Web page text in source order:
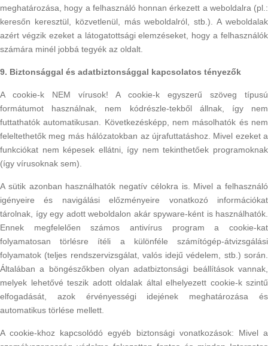
meghatározása, hogy a felhasználó honnan érkezett a weboldalra (pl.:
keresőn keresztül, közvetlenül, más weboldalról, stb.). A weboldalak
azért végzik ezeket a látogatottsági elemzéseket, hogy a felhasználók
számára minél jobbá tegyék az oldalt.
9. Biztonsággal és adatbiztonsággal kapcsolatos tényezők
A cookie-k NEM vírusok! A cookie-k egyszerű szöveg típusú
formátumot használnak, nem kódrészle-tekből állnak, így nem
futtathatók automatikusan. Következésképp, nem másolhatók és nem
feleltethetők meg más hálózatokban az újrafuttatáshoz. Mivel ezeket a
funkciókat nem képesek ellátni, így nem tekinthetőek programoknak
(így vírusoknak sem).
A sütik azonban használhatók negatív célokra is. Mivel a felhasználó
igényeire és navigálási előzményeire vonatkozó információkat
tárolnak, így egy adott weboldalon akár spyware-ként is használhatók.
Ennek megfelelően számos antivírus program a cookie-kat
folyamatosan törlésre ítéli a különféle számítógép-átvizsgálási
folyamatok (teljes rendszervizsgálat, valós idejű védelem, stb.) során.
Általában a böngészőkben olyan adatbiztonsági beállítások vannak,
melyek lehetővé teszik adott oldalak által elhelyezett cookie-k szintű
elfogadását, azok érvényességi idejének meghatározása és
automatikus törlése mellett.
A cookie-khoz kapcsolódó egyéb biztonsági vonatkozások: Mivel a